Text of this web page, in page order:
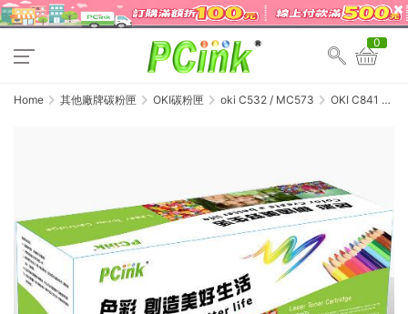
0
Home 其他廠牌碳粉匣 OKI碳粉匣 oki C532 / MC573
OKI C841 紅